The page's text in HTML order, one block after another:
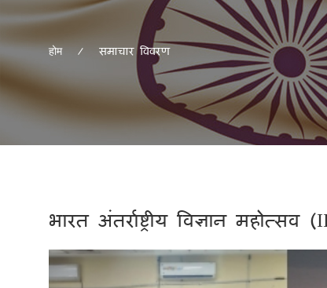
होम समाचार विवरण
भारत अंतर्राष्ट्रीय विज्ञान
Previous